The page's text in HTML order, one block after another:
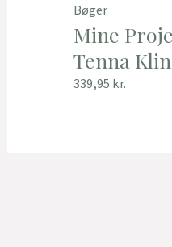
Bøger
Mine
Tenna
339,95 kr.